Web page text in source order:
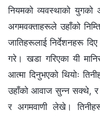
नियमको व्यवस्थाको युगको
अगमवक्ताहरूले उहाँको
जातिहरूलाई निर्देशनहरू दिए
गरे। खडा गरिएका यी
आत्मा दिनुभएको थियोः
उहाँको आवाज सुन्न सक्थे, र
र अगमवाणी लेखे।